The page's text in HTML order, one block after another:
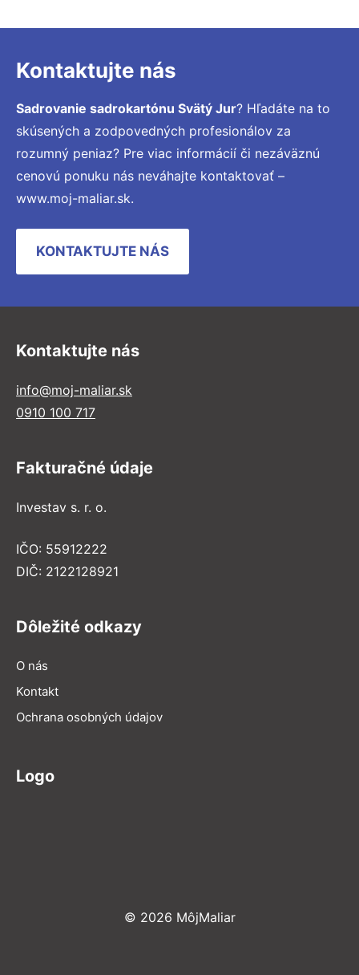
Kontaktujte nás
Sadrovanie sadrokartónu Svätý Jur? Hľadáte na to
skúsených a zodpovedných profesionálov za
rozumný peniaz? Pre viac informácií či nezáväznú
cenovú ponuku nás neváhajte kontaktovať –
www.moj-maliar.sk.
KONTAKTUJTE NÁS
Kontaktujte nás
info@moj-maliar.sk
0910 100 717
Fakturačné údaje
Investav s. r. o.
IČO: 55912222
DIČ: 2122128921
Dôležité odkazy
O nás
Kontakt
Ochrana osobných údajov
Logo
© 2026 MôjMaliar